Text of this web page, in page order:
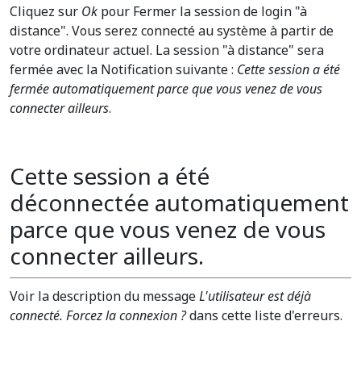
Cliquez sur Ok pour Fermer la session de login "à
distance". Vous serez connecté au système à partir de
votre ordinateur actuel. La session "à distance" sera
fermée avec la Notification suivante : Cette session a été
fermée automatiquement parce que vous venez de vous
connecter ailleurs.
Cette session a été
déconnectée automatiquement
parce que vous venez de vous
connecter ailleurs.
Voir la description du messageL'utilisateur est déjà
connecté. Forcez la connexion ?dans cette liste d'erreurs.